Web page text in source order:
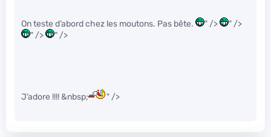
On teste d’abord chez les moutons. Pas bête. " />
" />
" />
" />
J’adore !!!! &nbsp; " />